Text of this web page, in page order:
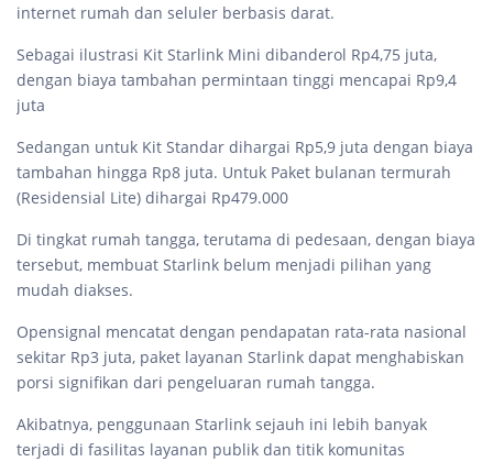
internet rumah dan seluler berbasis darat.
Sebagai ilustrasi Kit Starlink Mini dibanderol Rp4,75 juta,
dengan biaya tambahan permintaan tinggi mencapai Rp9,4
juta
Sedangan untuk Kit Standar dihargai Rp5,9 juta dengan biaya
tambahan hingga Rp8 juta. Untuk Paket bulanan termurah
(Residensial Lite) dihargai Rp479.000
Di tingkat rumah tangga, terutama di pedesaan, dengan biaya
tersebut, membuat Starlink belum menjadi pilihan yang
mudah diakses.
Opensignal mencatat dengan pendapatan rata-rata nasional
sekitar Rp3 juta, paket layanan Starlink dapat menghabiskan
porsi signifikan dari pengeluaran rumah tangga.
Akibatnya, penggunaan Starlink sejauh ini lebih banyak
terjadi di fasilitas layanan publik dan titik komunitas